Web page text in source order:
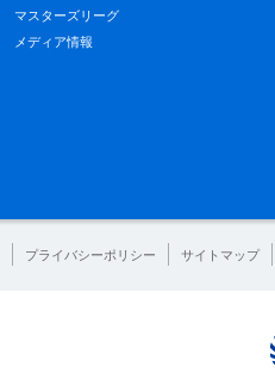
マスターズリーグ
メディア情報
プライバシーポリシー サイトマップ